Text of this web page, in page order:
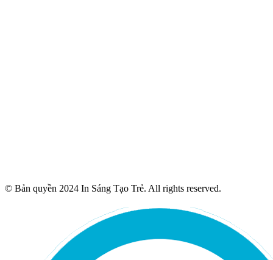
© Bản quyền 2024 In Sáng Tạo Trẻ. All rights reserved.